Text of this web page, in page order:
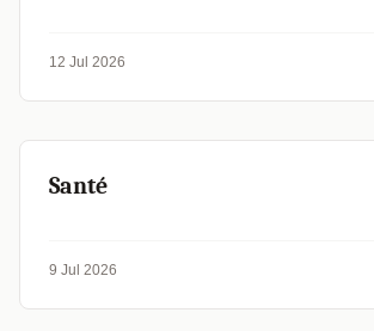
12 Jul 2026
Santé
9 Jul 2026